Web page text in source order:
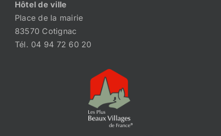
Hôtel de ville
Place de la mairie
83570 Cotignac
Tél. 04 94 72 60 20